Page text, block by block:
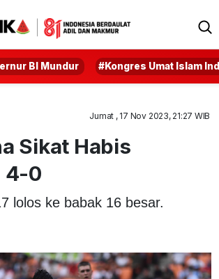
BI Mundur #Kongres Umat Islam
Jumat , 17 Nov 2023, 21:27 WIB
Sikat Habis
4-0
lolos ke babak 16 besar.